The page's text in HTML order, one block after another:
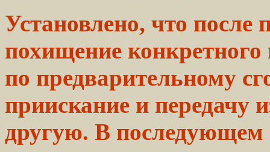
Установлено, что после
похищение конкретного
по предварительному
приискание и передачу
другую. В последующем